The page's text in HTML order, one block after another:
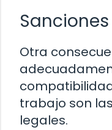
Otra
trabajo son
legales.